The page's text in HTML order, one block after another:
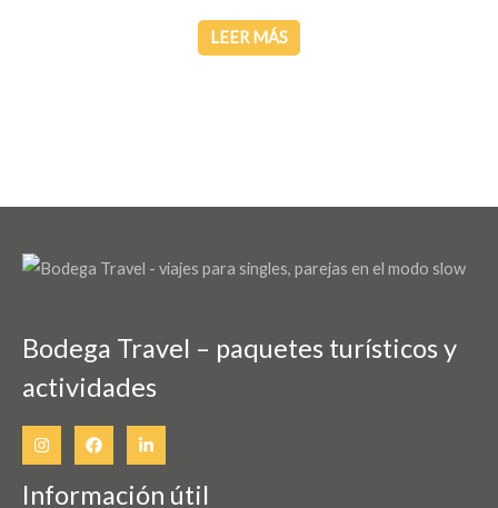
LEER MÁS
Bodega Travel – paquetes turísticos y
actividades
Información útil